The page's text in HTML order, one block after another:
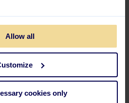
Allow all
cookies only
och scenarier från
livet